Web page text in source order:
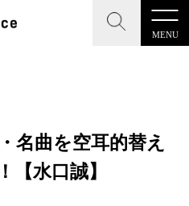
MENU
CLOSE
CLOSE
楽特化メディア
名曲を空耳的替え
【水口誠】